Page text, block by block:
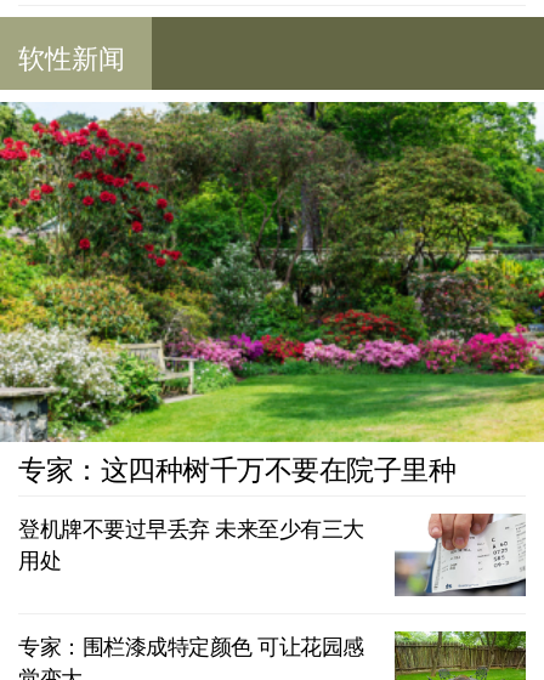
软性新闻
专家：这四种树千万不要在院子里种
登机牌不要过早丢弃 未来至少有三大
用处
专家：围栏漆成特定颜色 可让花园感